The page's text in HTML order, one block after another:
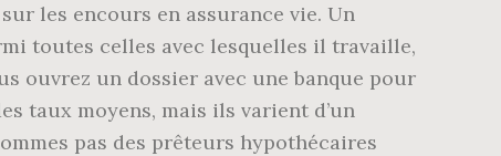
les encours en assurance vie. Un
toutes celles avec lesquelles il travaille,
ouvrez un dossier avec une banque pour
taux moyens, mais ils varient d’un
pas des prêteurs hypothécaires